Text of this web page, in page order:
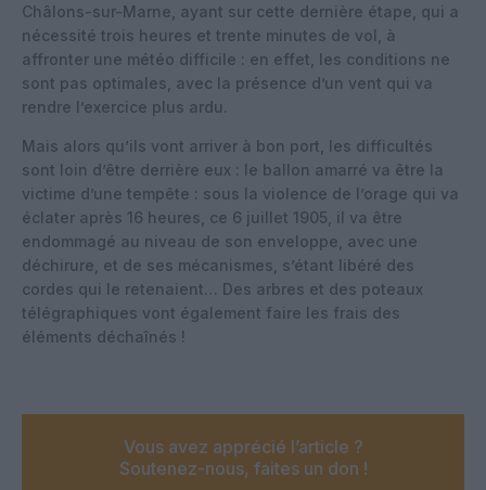
Châlons-sur-Marne, ayant sur cette dernière étape, qui a
nécessité trois heures et trente minutes de vol, à
affronter une météo difficile : en effet, les conditions ne
sont pas optimales, avec la présence d’un vent qui va
rendre l’exercice plus ardu.
Mais alors qu’ils vont arriver à bon port, les difficultés
sont loin d’être derrière eux : le ballon amarré va être la
victime d’une tempête : sous la violence de l’orage qui va
éclater après 16 heures, ce 6 juillet 1905, il va être
endommagé au niveau de son enveloppe, avec une
déchirure, et de ses mécanismes, s’étant libéré des
cordes qui le retenaient… Des arbres et des poteaux
télégraphiques vont également faire les frais des
éléments déchaînés !
Vous avez apprécié l’article ?
Soutenez-nous, faites un don !